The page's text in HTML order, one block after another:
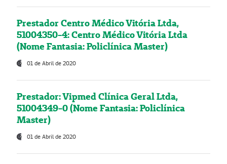
Prestador Centro Médico Vitória Ltda,
51004350-4: Centro Médico Vitória Ltda
(Nome Fantasia: Policlínica Master)
01 de Abril de 2020
Prestador: Vipmed Clínica Geral Ltda,
51004349-0 (Nome Fantasia: Policlínica
Master)
01 de Abril de 2020